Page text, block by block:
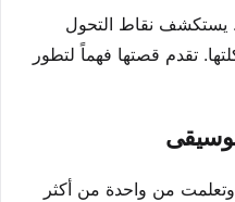
يستكشف نقاط التحول
تقدم قصتها فهماً لتطور
وتعلمت من واحدة من أكثر